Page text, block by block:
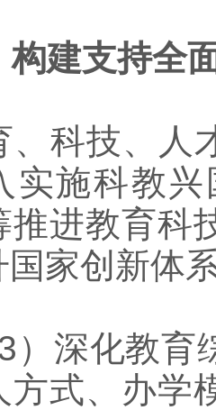
构建支持全
技、人才
实施科教
推进教育科
家创新体
化教育综
方式、办学